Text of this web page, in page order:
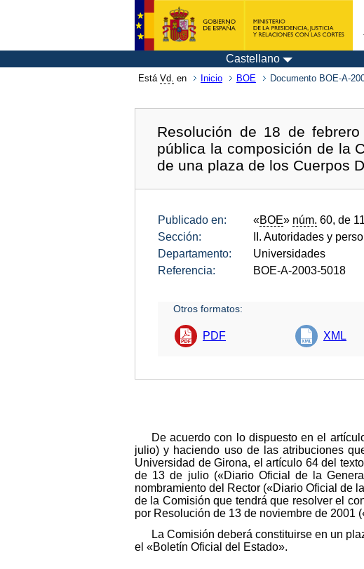
Castellano
Está Vd. en Inicio BOE Documento BOE-A-
Resolución de 18 de
pública la composición de la
de una plaza de los Cuerpos
Publicado en: «BOE» núm. 60, de
Sección:
II. Autoridades y
Departamento:
Universidades
Referencia:
BOE-A-2003-5018
Otros formatos:
PDF XML
De acuerdo con lo dispuesto en el
julio) y haciendo uso de las atribuciones
Universidad de Girona, el artículo 64 del
de 13 de julio («Diario Oficial de la
nombramiento del Rector («Diario Oficial de
de la Comisión que tendrá que resolver el
por Resolución de 13 de noviembre de 2001
La Comisión deberá constituirse en un
el «Boletín Oficial del Estado».